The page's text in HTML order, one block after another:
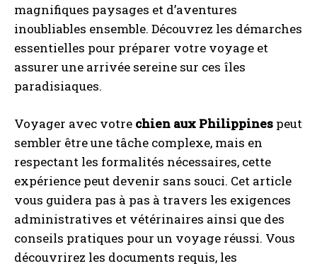
magnifiques paysages et d’aventures
inoubliables ensemble. Découvrez les démarches
essentielles pour préparer votre voyage et
assurer une arrivée sereine sur ces îles
paradisiaques.
Voyager avec votre chien aux Philippines peut
sembler être une tâche complexe, mais en
respectant les formalités nécessaires, cette
expérience peut devenir sans souci. Cet article
vous guidera pas à pas à travers les exigences
administratives et vétérinaires ainsi que des
conseils pratiques pour un voyage réussi. Vous
découvrirez les documents requis, les